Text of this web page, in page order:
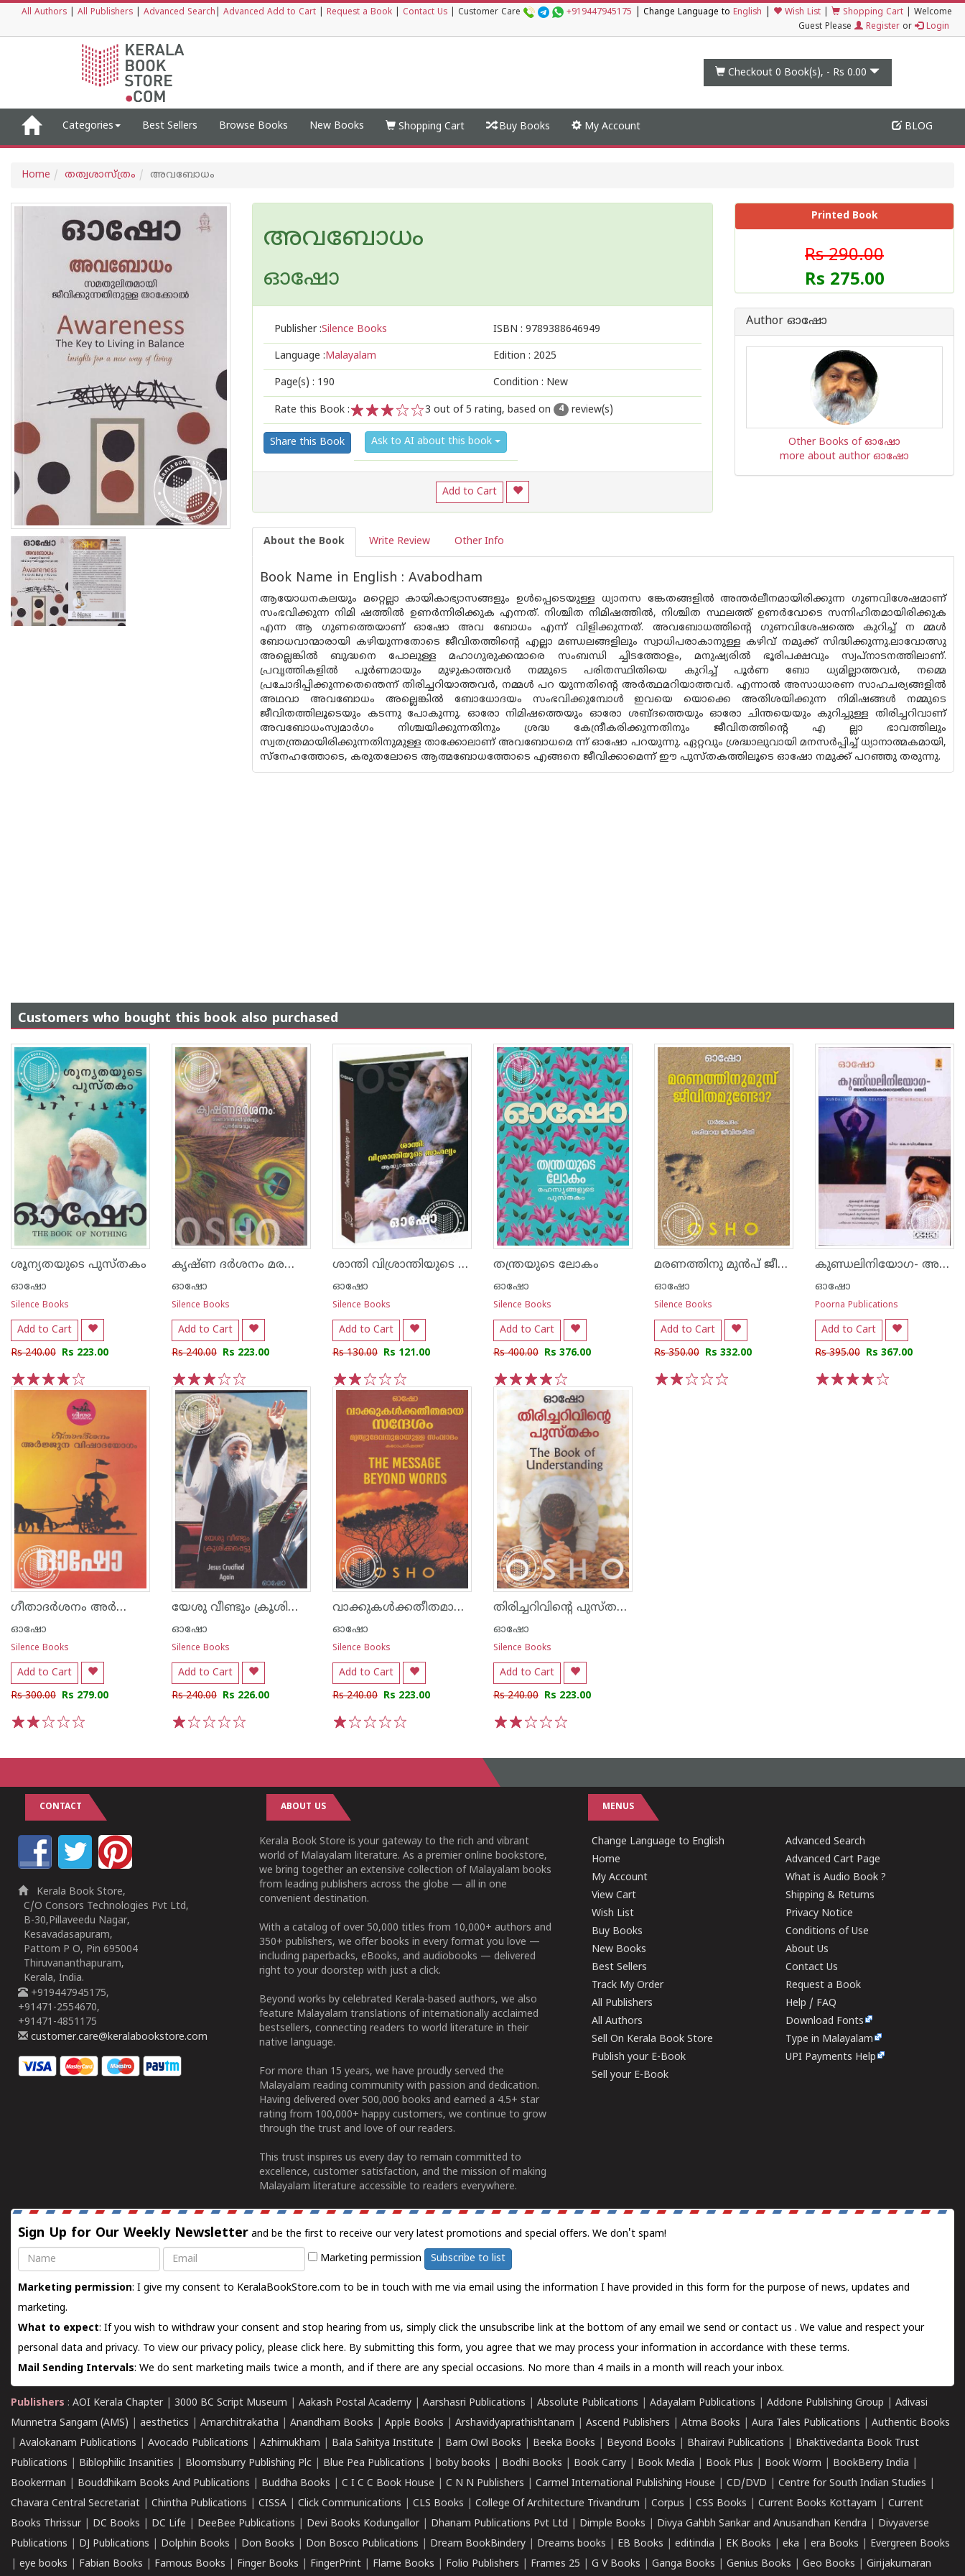
All Authors All Publishers Advanced Search Advanced Add to Cart Request a Book Contact Us Customer Care +919447945175 Change Language to English Wish List Shopping Cart
Welcome
Guest Please
Register or Login
Checkout 0 Book(s), - Rs 0.00
Categories Best Sellers Browse Books New Books Shopping Cart Buy Books My Account BLOG
Home തത്വശാസ്ത്രം അവബോധം
അവബോധം
ഓഷോ
Publisher :Silence Books ISBN : 9789388646949
Language :Malayalam Edition : 2025
Page(s) : 190 Condition : New
Rate this Book :
5
4
3
2
1
3 out of 5 rating, based on 4 review(s)
Share this Book Ask to AI about this book
Add to Cart
Printed Book
Rs 290.00
Rs 275.00
Author ഓഷോ
Other Books of ഓഷോ
more about author ഓഷോ
About the Book Write Review Other Info
Book Name in English : Avabodham
ആയോധനകലയും മറ്റെല്ലാ കായികാഭ്യാസങ്ങളും ഉൾപ്പെടെയുള്ള ധ്യാനസ ങ്കേതങ്ങളിൽ അന്തർലീനമായിരിക്കുന്ന ഗുണവിശേഷമാണ്
സംഭവിക്കുന്ന നിമി ഷത്തിൽ ഉണർന്നിരിക്കുക എന്നത്. നിശ്ചിത നിമിഷത്തിൽ, നിശ്ചിത സ്ഥലത്ത് ഉണർവോടെ സന്നിഹിതമായിരിക്കുക
എന്ന ആ ഗുണത്തെയാണ് ഓഷോ അവ ബോധം എന്ന് വിളിക്കുന്നത്. അവബോധത്തിൻ്റെ ഗുണവിശേഷത്തെ കുറിച്ച് ന മ്മൾ
ബോധവാന്മാരായി കഴിയുന്നതോടെ ജീവിതത്തിൻ്റെ എല്ലാ മണ്ഡലങ്ങളിലും സ്വാധിപരാകാനുള്ള കഴിവ് നമുക്ക് സിദ്ധിക്കുന്നു.ലാവോത്സു
അല്ലെങ്കിൽ ബുദ്ധനെ പോലുള്ള മഹാഗുരുക്കന്മാരെ സംബന്ധി ച്ചിടത്തോളം, മനുഷ്യരിൽ ഭൂരിപക്ഷവും സ്വപ്‌നാടനത്തിലാണ്.
പ്രവൃത്തികളിൽ പൂർണമായും മുഴുകാത്തവർ നമ്മുടെ പരിതസ്ഥിതിയെ കുറിച്ച് പൂർണ ബോ ധ്യമില്ലാത്തവർ, നമ്മെ
പ്രചോദിപ്പിക്കുന്നതെന്തെന്ന് തിരിച്ചറിയാത്തവർ, നമ്മൾ പറ യുന്നതിന്റെ അർത്ഥമറിയാത്തവർ. എന്നാൽ അസാധാരണ സാഹചര്യങ്ങളിൽ
അഥവാ അവബോധം അല്ലെങ്കിൽ ബോധോദയം സംഭവിക്കുമ്പോൾ ഇവയെ യൊക്കെ അതിശയിക്കുന്ന നിമിഷങ്ങൾ നമ്മുടെ
ജീവിതത്തിലൂടെയും കടന്നു പോകുന്നു. ഓരോ നിമിഷത്തെയും ഓരോ ശബ്ദത്തെയും ഓരോ ചിന്തയെയും കുറിച്ചുള്ള തിരിച്ചറിവാണ്
അവബോധംസ്വമാർഗം നിശ്ചയിക്കുന്നതിനും ശ്രദ്ധ കേന്ദ്രീകരിക്കുന്നതിനും ജീവിതത്തിന്റെ എ ല്ലാ ഭാവത്തിലും
സ്വതന്ത്രമായിരിക്കുന്നതിനുമുള്ള താക്കോലാണ് അവബോധമെ ന്ന് ഓഷോ പറയുന്നു. ഏറ്റവും ശ്രദ്ധാലുവായി മനസർപ്പിച്ച് ധ്യാനാത്മകമായി,
സ്നേഹത്തോടെ, കരുതലോടെ ആത്മബോധത്തോടെ എങ്ങനെ ജീവിക്കാമെന്ന് ഈ പുസ്തകത്തിലൂടെ ഓഷോ നമുക്ക് പറഞ്ഞു തരുന്നു.
Customers who bought this book also purchased
ശൂന്യതയുടെ പുസ്തകം
ഓഷോ
Silence Books
Add to Cart
Rs 240.00 Rs 223.00
5
4
3
2
1
കൃഷ്ണ ദര്‍ശനം മരണാനന്തര ജീവിതവും പുനര്‍ജ്ജന്മവും
ഓഷോ
Silence Books
Add to Cart
Rs 240.00 Rs 223.00
5
4
3
2
1
ശാന്തി വിശ്രാന്തിയുടെ സാഫല്യം
ഓഷോ
Silence Books
Add to Cart
Rs 130.00 Rs 121.00
5
4
3
2
1
തന്ത്രയുടെ ലോകം
ഓഷോ
Silence Books
Add to Cart
Rs 400.00 Rs 376.00
5
4
3
1
മരണത്തിനു മുന്‍പ് ജീവിതമുണ്ടോ
ഓഷോ
Silence Books
Add to Cart
Rs 350.00 Rs 332.00
കുണ്ഡലിനിയോഗ- അതിശയകരമായതിനെതേടി
ഓഷോ
Poorna Publications
Add to Cart
Rs 395.00 Rs 367.00
ഗീതാദര്‍ശനം അര്‍ജ്ജുന വിഷാദയോഗം
ഓഷോ
Silence Books
Add to Cart
Rs 300.00 Rs 279.00
യേശു വീണ്ടും ക്രൂശിക്കപ്പെട്ടു
ഓഷോ
Silence Books
Add to Cart
Rs 240.00 Rs 226.00
വാക്കുകള്‍ക്കതീതമായ സന്ദേശം
ഓഷോ
Silence Books
Add to Cart
Rs 240.00 Rs 223.00
തിരിച്ചറിവിന്റെ പുസ്തകം
ഓഷോ
Silence Books
Add to Cart
Rs 240.00 Rs 223.00
CONTACT
Kerala Book Store,
C/O Consors Technologies Pvt Ltd,
B-30,Pillaveedu Nagar,
Kesavadasapuram,
Pattom P O, Pin 695004
Thiruvananthapuram,
Kerala, India.
+919447945175,
+91471-2554670,
+91471-4851175
customer.care@keralabookstore.com
ABOUT US
Kerala Book Store is your gateway to the rich and vibrant
world of Malayalam literature. As a premier online bookstore,
we bring together an extensive collection of Malayalam books
from leading publishers across the globe — all in one
convenient destination.
With a catalog of over 50,000 titles from 10,000+ authors and
350+ publishers, we offer books in every format you love —
including paperbacks, eBooks, and audiobooks — delivered
right to your doorstep with just a click.
Beyond works by celebrated Kerala-based authors, we also
feature Malayalam translations of internationally acclaimed
bestsellers, connecting readers to world literature in their
native language.
For more than 15 years, we have proudly served the
Malayalam reading community with passion and dedication.
Having delivered over 500,000 books and earned a 4.5+ star
rating from 100,000+ happy customers, we continue to grow
through the trust and love of our readers.
This trust inspires us every day to remain committed to
excellence, customer satisfaction, and the mission of making
Malayalam literature accessible to readers everywhere.
MENUS
Change Language to English
Home
My Account
View Cart
Wish List
Buy Books
New Books
Best Sellers
Track My Order
All Publishers
All Authors
Sell On Kerala Book Store
Publish your E-Book
Sell your E-Book
Advanced Search
Advanced Cart Page
What is Audio Book ?
Shipping & Returns
Privacy Notice
Conditions of Use
About Us
Contact Us
Request a Book
Help / FAQ
Download Fonts
Type in Malayalam
UPI Payments Help
Sign Up for Our Weekly Newsletter and be the first to receive our very latest promotions and special offers. We don't spam!
Name
Email Marketing permission Subscribe to list
Marketing permission: I give my consent to KeralaBookStore.com to be in touch with me via email using the information I have provided in this form for the purpose of news, updates and
marketing.
What to expect: If you wish to withdraw your consent and stop hearing from us, simply click the unsubscribe link at the bottom of any email we send orcontact us . We value and respect your
personal data and privacy. To view our privacy policy, please click here. By submitting this form, you agree that we may process your information in accordance with these terms.
Mail Sending Intervals: We do sent marketing mails twice a month, and if there are any special occasions. No more than 4 mails in a month will reach your inbox.
Publishers : AOI Kerala Chapter| 3000 BC Script Museum Aakash Postal Academy Aarshasri Publications Absolute Publications Adayalam Publications Addone Publishing Group
Adivasi
Munnetra Sangam (AMS)
aesthetics Amarchitrakatha Anandham Books Apple Books Arshavidyaprathishtanam Ascend Publishers Atma Books Aura Tales Publications
Authentic Books
Avalokanam Publications Avocado Publications Azhimukham Bala Sahitya Institute Barn Owl Books Beeka Books Beyond Books Bhairavi Publications
Bhaktivedanta Book Trust
Publications
Biblophilic Insanities Bloomsburry Publishing Plc Blue Pea Publications boby books Bodhi Books Book Carry Book Media Book Plus Book Worm BookBerry India
Bookerman
Bouddhikam Books And Publications Buddha Books C I C C Book House C N N Publishers Carmel International Publishing House CD/DVD Centre for South Indian Studies
Chavara Central Secretariat
Chintha Publications CISSA Click Communications CLS Books College Of Architecture Trivandrum Corpus CSS Books Current Books Kottayam
Current
Books Thrissur| DC Books DC Life DeeBee Publications Devi Books Kodungallor| Dhanam Publications Pvt Ltd Dimple Books Divya Gahbh Sankar and Anusandhan Kendra
Divyaverse
Publications
DJ Publications Dolphin Books Don Books Don Bosco Publications Dream BookBindery Dreams books EB Books editindia EK Books eka era Books
Evergreen Books
eye books Fabian Books Famous Books Finger Books FingerPrint Flame Books Folio Publishers Frames 25 G V Books Ganga Books Genius Books Geo Books Girijakumaran